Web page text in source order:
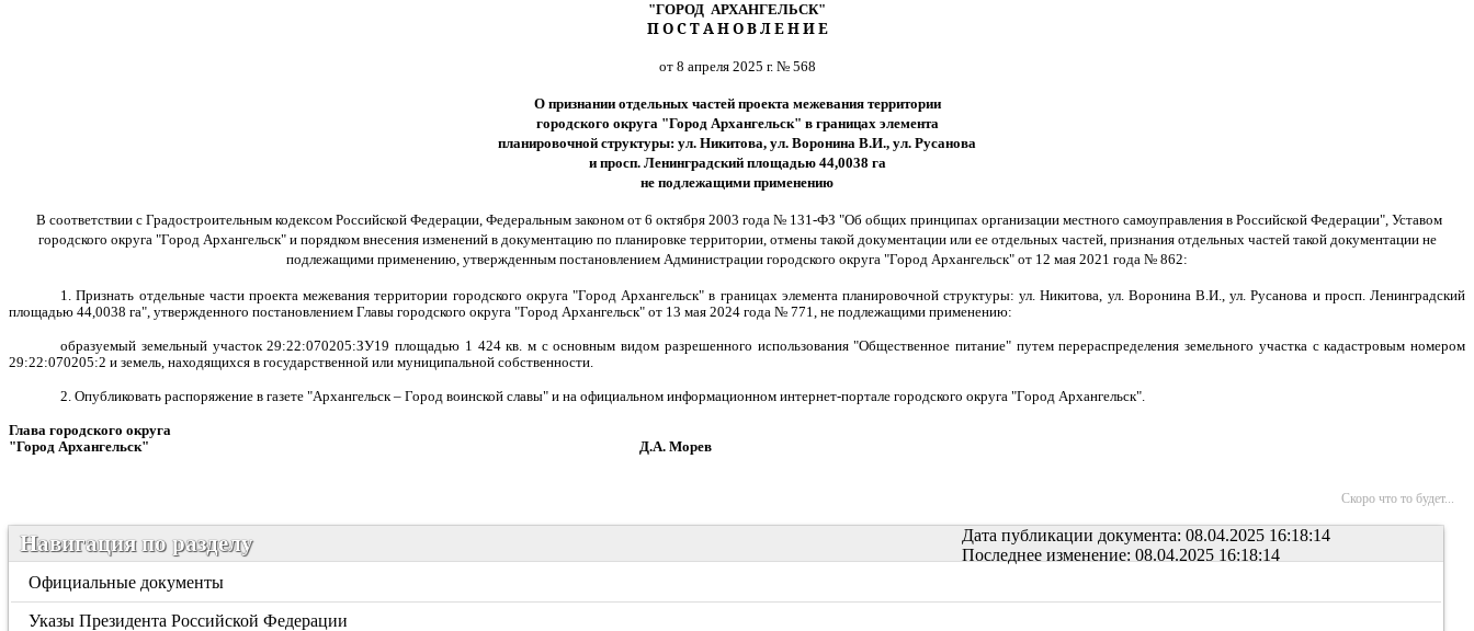
"ГОРОД АРХАНГЕЛЬСК"
П О С Т А Н О В Л Е Н И Е
от 8 апреля 2025 г. № 568
О признании отдельных частей проекта межевания территории
городского округа "Город Архангельск" в границах элемента
планировочной структуры: ул. Никитова, ул. Воронина В.И., ул. Русанова
и просп. Ленинградский площадью 44,0038 га
не подлежащими применению
В соответствии с Градостроительным кодексом Российской Федерации, Федеральным законом от 6 октября 2003 года № 131-ФЗ "Об общих принципах организации местного самоуправления в Российской Федерации", Уставом
городского округа "Город Архангельск" и порядком внесения изменений в документацию по планировке территории, отмены такой документации или ее отдельных частей, признания отдельных частей такой документации не
подлежащими применению, утвержденным постановлением Администрации городского округа "Город Архангельск" от 12 мая 2021 года № 862:
1. Признать отдельные части проекта межевания территории городского округа "Город Архангельск" в границах элемента планировочной структуры: ул. Никитова, ул. Воронина В.И., ул. Русанова и просп. Ленинградский
площадью 44,0038 га", утвержденного постановлением Главы городского округа "Город Архангельск" от 13 мая 2024 года № 771, не подлежащими применению:
образуемый земельный участок 29:22:070205:ЗУ19 площадью 1 424 кв. м с основным видом разрешенного использования "Общественное питание" путем перераспределения земельного участка с кадастровым номером
29:22:070205:2 и земель, находящихся в государственной или муниципальной собственности.
2. Опубликовать распоряжение в газете "Архангельск – Город воинской славы" и на официальном информационном интернет-портале городского округа "Город Архангельск".
Глава городского округа
"Город Архангельск" Д.А. Морев
Скоро что то будет...
Дата публикации документа: 08.04.2025 16:18:14
Последнее изменение: 08.04.2025 16:18:14
Навигация по разделу
Официальные документы
Указы Президента Российской Федерации